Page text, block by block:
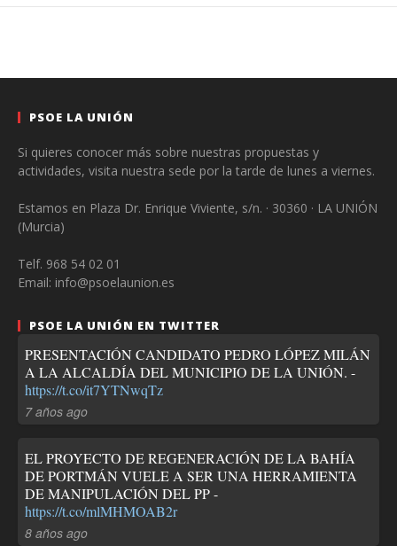
PSOE LA UNIÓN
Si quieres conocer más sobre nuestras propuestas y
actividades, visita nuestra sede por la tarde de lunes a viernes.
Estamos en Plaza Dr. Enrique Viviente, s/n. · 30360 · LA UNIÓN
(Murcia)
Telf. 968 54 02 01
Email: info@psoelaunion.es
PSOE LA UNIÓN EN TWITTER
PRESENTACIÓN CANDIDATO PEDRO LÓPEZ MILÁN
A LA ALCALDÍA DEL MUNICIPIO DE LA UNIÓN. -
https://t.co/it7YTNwqTz
7 años ago
EL PROYECTO DE REGENERACIÓN DE LA BAHÍA
DE PORTMÁN VUELE A SER UNA HERRAMIENTA
DE MANIPULACIÓN DEL PP -
https://t.co/mlMHMOAB2r
8 años ago